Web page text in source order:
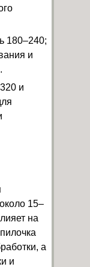
180–240;
и
и
15–
на
а
и